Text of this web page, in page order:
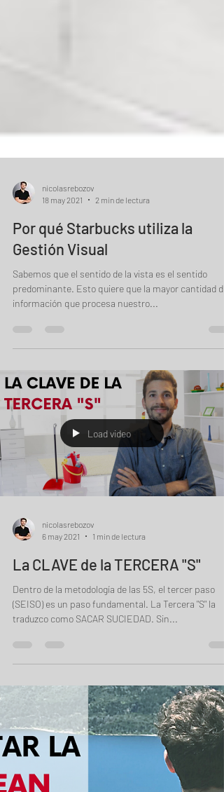
nicolasrebozov
18 may 2021
2 min de lectura
Por qué Starbucks utiliza la
Gestión Visual
Sabemos que el sentido de la vista es el sentido
Load video
nicolasrebozov
6 may 2021
1 min de lectura
La CLAVE de la TERCERA "S"
Dentro de la metodología de las 5S, el tercer paso